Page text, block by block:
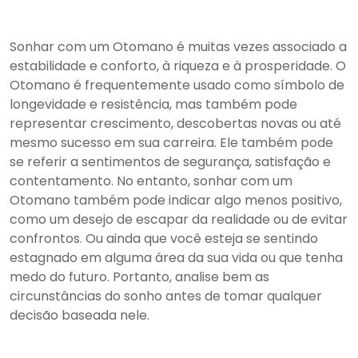
Sonhar com um Otomano é muitas vezes associado a
estabilidade e conforto, à riqueza e à prosperidade. O
Otomano é frequentemente usado como símbolo de
longevidade e resistência, mas também pode
representar crescimento, descobertas novas ou até
mesmo sucesso em sua carreira. Ele também pode
se referir a sentimentos de segurança, satisfação e
contentamento. No entanto, sonhar com um
Otomano também pode indicar algo menos positivo,
como um desejo de escapar da realidade ou de evitar
confrontos. Ou ainda que você esteja se sentindo
estagnado em alguma área da sua vida ou que tenha
medo do futuro. Portanto, analise bem as
circunstâncias do sonho antes de tomar qualquer
decisão baseada nele.